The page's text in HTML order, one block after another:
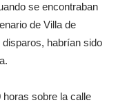
se encontraban
de Villa de
habrían sido
horas sobre la calle